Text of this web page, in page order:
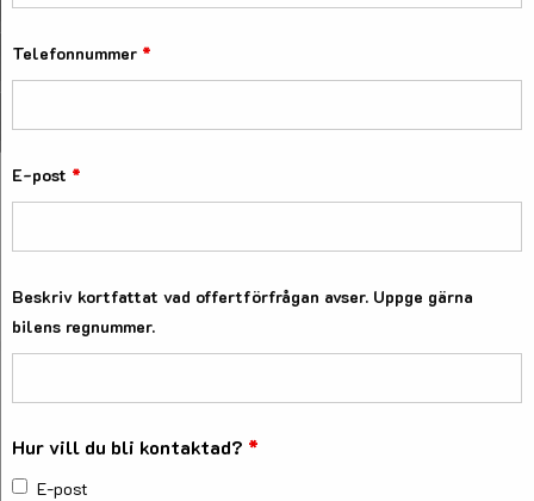
Telefonnummer *
E-post *
Beskriv kortfattat vad offertförfrågan avser. Uppge gärna
bilens regnummer.
Hur vill du bli kontaktad? *
E-post